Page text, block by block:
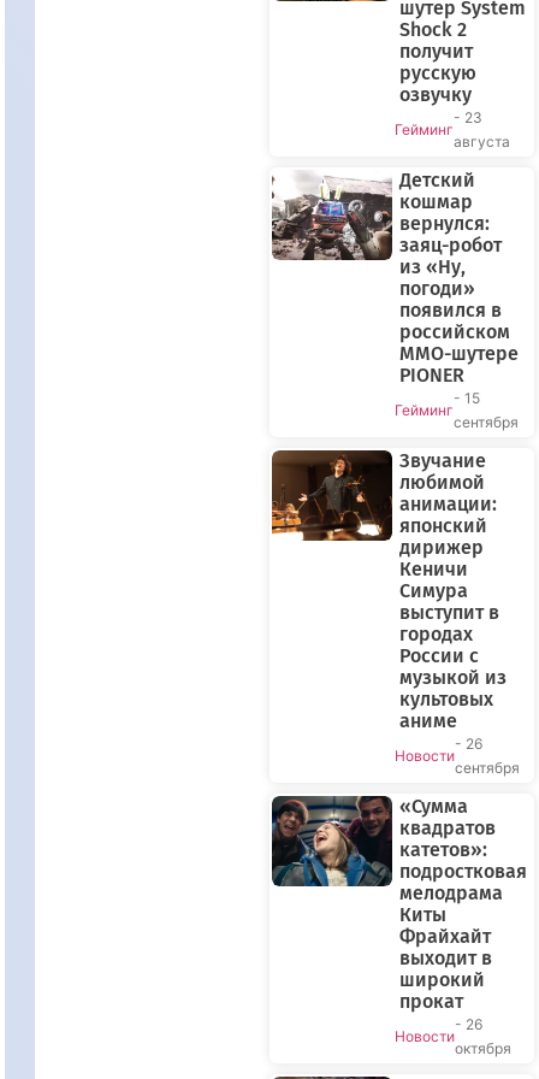
шутер System
Shock 2
получит
русскую
озвучку
Гейминг
- 23
августа
Детский
кошмар
вернулся:
заяц-робот
из «Ну,
погоди»
появился в
российском
MMO-шутере
PIONER
Гейминг
- 15
сентября
Звучание
любимой
анимации:
японский
дирижер
Кеничи
Симура
выступит в
городах
России с
музыкой из
культовых
аниме
Новости
- 26
сентября
«Сумма
квадратов
катетов»:
подростковая
мелодрама
Киты
Фрайхайт
выходит в
широкий
прокат
Новости
- 26
октября